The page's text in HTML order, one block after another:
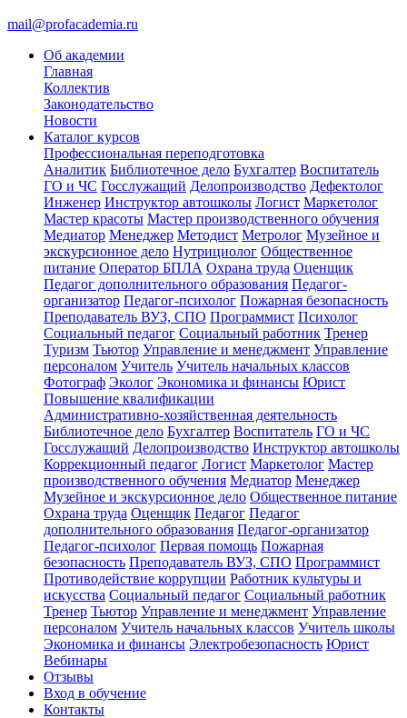
mail@profacademia.ru
Об академии
Главная
Коллектив
Законодательство
Новости
Каталог курсов
Профессиональная переподготовка
Аналитик Библиотечное дело Бухгалтер Воспитатель
ГО и ЧС Госслужащий Делопроизводство Дефектолог
Инженер Инструктор автошколы Логист Маркетолог
Мастер красоты Мастер производственного обучения
Медиатор Менеджер Методист Метролог Музейное и
экскурсионное дело Нутрициолог Общественное
питание Оператор БПЛА Охрана труда Оценщик
Педагог дополнительного образования Педагог-
организатор Педагог-психолог Пожарная безопасность
Преподаватель ВУЗ, СПО Программист Психолог
Социальный педагог Социальный работник Тренер
Туризм Тьютор Управление и менеджмент Управление
персоналом Учитель Учитель начальных классов
Фотограф Эколог Экономика и финансы Юрист
Повышение квалификации
Административно-хозяйственная деятельность
Библиотечное дело Бухгалтер Воспитатель ГО и ЧС
Госслужащий Делопроизводство Инструктор автошколы
Коррекционный педагог Логист Маркетолог Мастер
производственного обучения Медиатор Менеджер
Музейное и экскурсионное дело Общественное питание
Охрана труда Оценщик Педагог Педагог
дополнительного образования Педагог-организатор
Педагог-психолог Первая помощь Пожарная
безопасность Преподаватель ВУЗ, СПО Программист
Противодействие коррупции Работник культуры и
искусства Социальный педагог Социальный работник
Тренер Тьютор Управление и менеджмент Управление
персоналом Учитель начальных классов Учитель школы
Экономика и финансы Электробезопасность Юрист
Вебинары
Отзывы
Вход в обучение
Контакты